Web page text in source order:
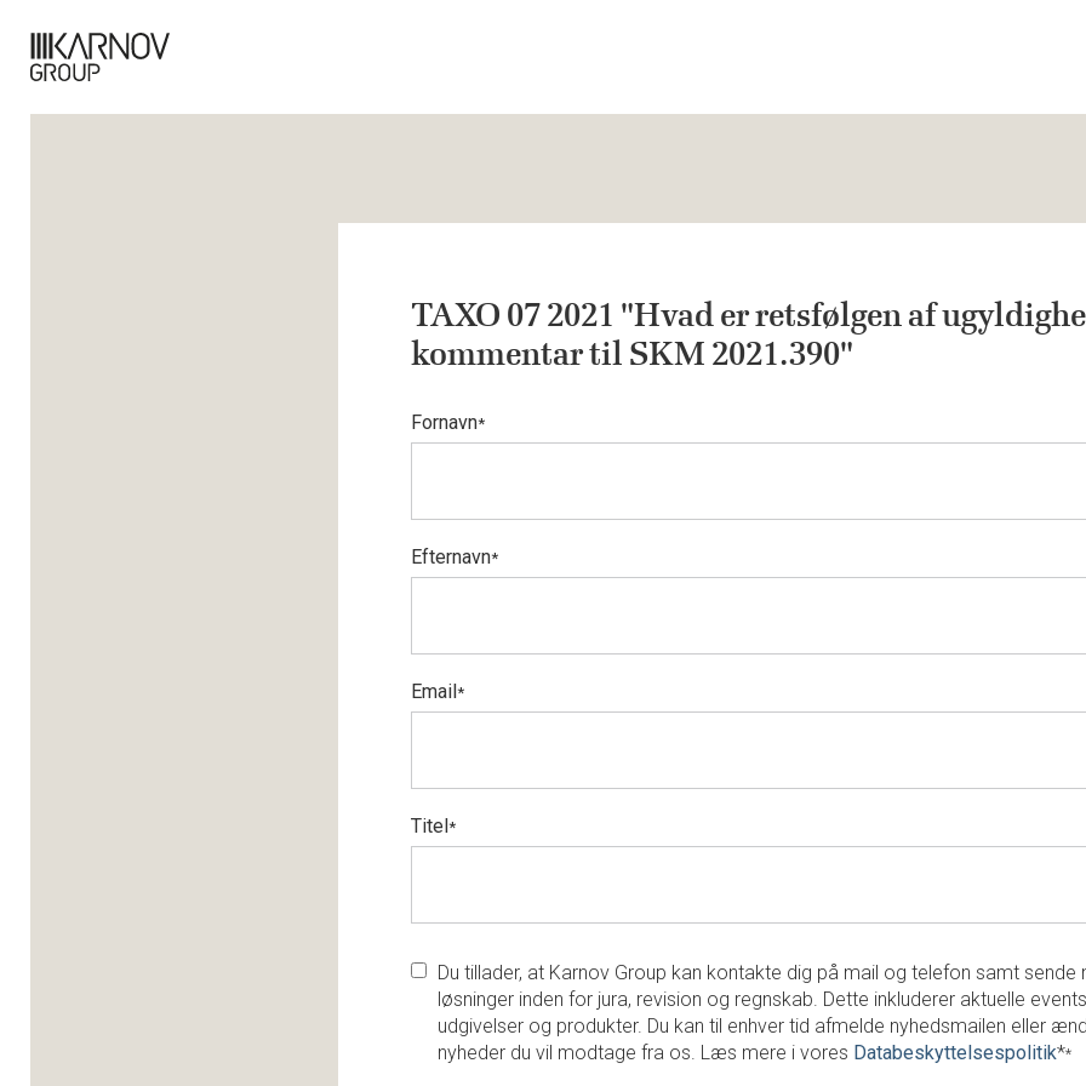
TAXO 07 2021 "Hvad er retsfølgen af
kommentar til SKM 2021.390"
Fornavn*
Efternavn*
Email*
Titel*
Du tillader, at Karnov Group kan kontakte dig på mail og telefon samt sende
løsninger inden for jura, revision og regnskab. Dette inkluderer aktuelle
udgivelser og produkter. Du kan til enhver tid afmelde nyhedsmailen eller
nyheder du vil modtage fra os. Læs mere i vores Databeskyttelsespolitik**